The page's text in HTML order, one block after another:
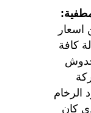
كافة
الرخام
كان